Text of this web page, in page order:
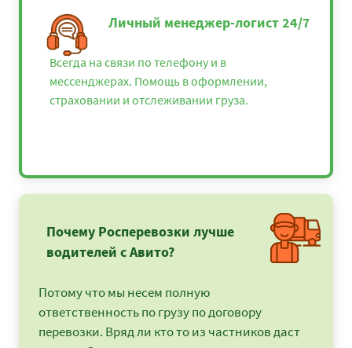
Личный менеджер-логист 24/7
Всегда на связи по телефону и в
мессенджерах. Помощь в оформлении,
страховании и отслеживании груза.
Почему Росперевозки лучше
водителей с Авито?
Потому что мы несем полную
ответственность по грузу по договору
перевозки. Вряд ли кто то из частников даст